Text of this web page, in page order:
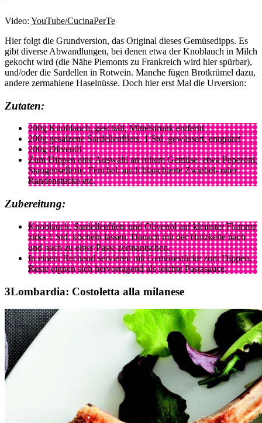
Video: YouTube/CucinaPerTe
Hier folgt die Grundversion, das Original dieses Gemüsedipps. Es
gibt diverse Abwandlungen, bei denen etwa der Knoblauch in Milch
gekocht wird (die Nähe Piemonts zu Frankreich wird hier spürbar),
und/oder die Sardellen in Rotwein. Manche fügen Brotkrümel dazu,
andere zermahlene Haselnüsse. Doch hier erst Mal die Urversion:
Zutaten:
200g Knoblauch, geschält, Mittelstrunk entfernt
200g gesalzene Sardellenfilets, 1 Std. gewässert, entgrätet
200g Olivenöl
Zum Dippen eine Auswahl an rohem Gemüse: etwa Peperoni,
Stangensellerie, Fenchel; auch blanchierte Zwiebel- oder
Randenstücke etc.
Zubereitung:
Knoblauch, Sardellenfilets und Olivenöl auf kleinster Flamme
zirka 1 Std. köcheln lassen. Danach mit der Holzkelle nach
und nach zu einer Paste zermantschen.
In einem Rechaud servieren mit Gemüsestücke zum Dippen.
Reste eignen sich hervorragend als leichte Pastasauce.
Lombardia: Costoletta alla milanese